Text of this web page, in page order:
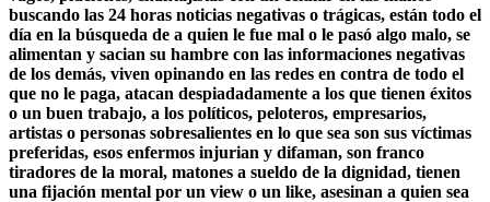
buscando las 24 horas noticias negativas o trágicas, están todo el
día en la búsqueda de a quien le fue mal o le pasó algo malo, se
alimentan y sacian su hambre con las informaciones negativas
de los demás, viven opinando en las redes en contra de todo el
que no le paga, atacan despiadadamente a los que tienen éxitos
o un buen trabajo, a los políticos, peloteros, empresarios,
artistas o personas sobresalientes en lo que sea son sus víctimas
preferidas, esos enfermos injurian y difaman, son franco
tiradores de la moral, matones a sueldo de la dignidad, tienen
una fijación mental por un view o un like, asesinan a quien sea